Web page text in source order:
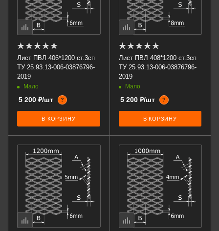
Лист ПВЛ 406*1200 ст.3сп
ТУ 25.93.13-006-03876796-
2019
Мало
5 200 ₽/шт ?
В КОРЗИНУ
Лист ПВЛ 408*1200 ст.3сп
ТУ 25.93.13-006-03876796-
2019
Мало
5 200 ₽/шт ?
В КОРЗИНУ